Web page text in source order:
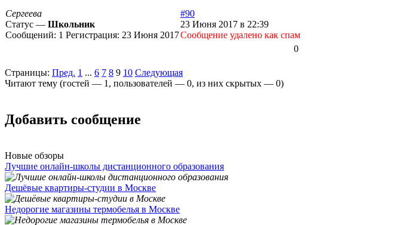
Сергеева
Статус — Школьник
Сообщений: 1 Регистрация: 23 Июня 2017
#90
23 Июня 2017 в 22:39
Cообщение удалено как спам
0
Страницы: Пред. 1 ... 6 7 8 9 10 Следующая
Читают тему (гостей — 1 , пользователей — 0, из них скрытых — 0)
Добавить сообщение
Новые обзоры
Лучшие онлайн-школы дистанционного образования
Дешёвые квартиры-студии в Москве
Недорогие магазины термобелья в Москве